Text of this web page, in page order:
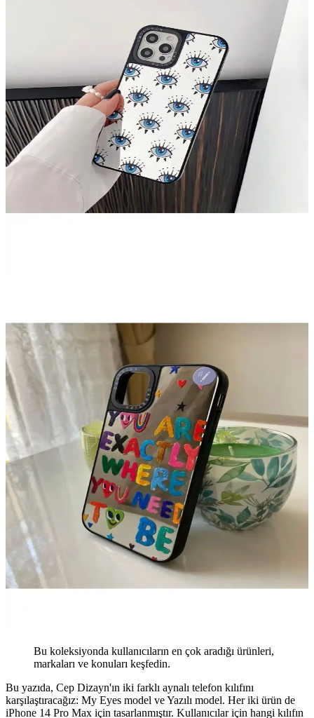
Bu koleksiyonda kullanıcıların en çok aradığı ürünleri,
markaları ve konuları keşfedin.
Bu yazıda, Cep Dizayn'ın iki farklı aynalı telefon kılıfını
karşılaştıracağız: My Eyes model ve Yazılı model. Her iki ürün de
iPhone 14 Pro Max için tasarlanmıştır. Kullanıcılar için hangi kılıfın